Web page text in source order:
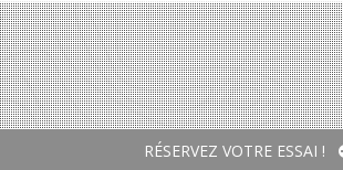
RÉSERVEZ VOTRE ESSAI !